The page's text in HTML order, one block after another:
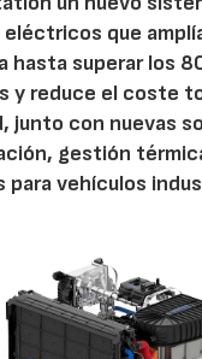
que
hasta superar los
y reduce el coste
junto con nuevas
gestión
para vehículos